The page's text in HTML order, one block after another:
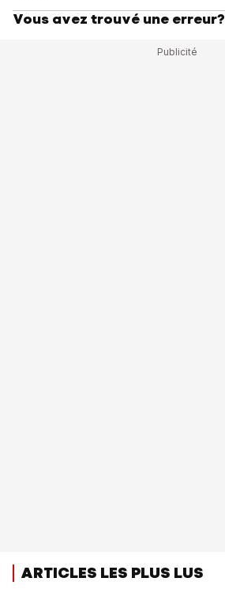
Vous avez trouvé une erreur?
ARTICLES LES PLUS LUS